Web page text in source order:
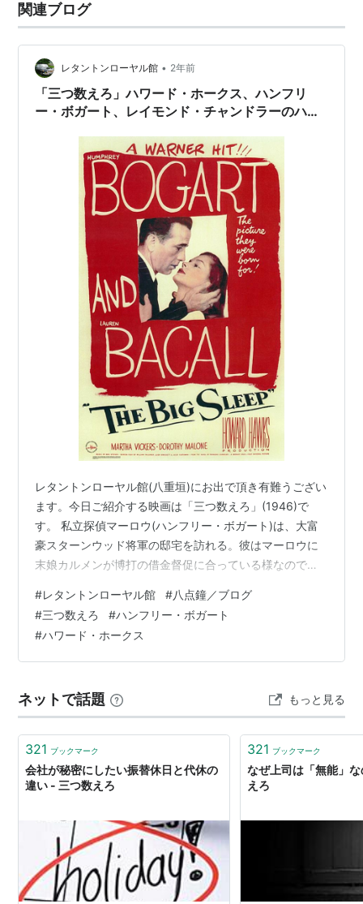
関連ブログ
レタントンローヤル館 • 2年前
「三つ数えろ」ハワード・ホークス、ハンフリ
ー・ボガート、レイモンド・チャンドラーのハー
レタントンローヤル館(八重垣)にお出で頂き有難うござい
ます。今日ご紹介する映画は「三つ数えろ」(1946)で
す。 私立探偵マーロウ(ハンフリー・ボガート)は、大富
豪スターンウッド将軍の邸宅を訪れる。彼はマーロウに
末娘カルメンが博打の借金督促に合っている様なのでガ
る。マーロウはガイガー古書店を訪れるが店主は不在、
何やら引越しをしている様なのでその車を追跡した。街
外れの一軒家に別の車がやって来る。運転していたのは
カルメンだった。家に入り暫くすると、銃声が聞こえ
隠しカメラ、酩酊した大富豪の娘カルメンを見…
#レタントンローヤル館 #八点鐘／ブログ
#三つ数えろ #ハンフリー・ボガート
#ハワード・ホークス
ネットで話題 もっと見る
321 ブックマーク
会社が秘密にしたい振替休日と代休の
違い - 三つ数えろ
321 ブックマーク
なぜ上司は「無能」
えろ